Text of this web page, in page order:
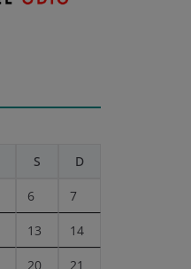
S D
6 7
13 14
20 21